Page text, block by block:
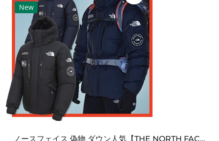
New
ノースフェイス 偽物 ダウン人気【THE NORTH FACE】M'S 7 SUMMIT HIM...